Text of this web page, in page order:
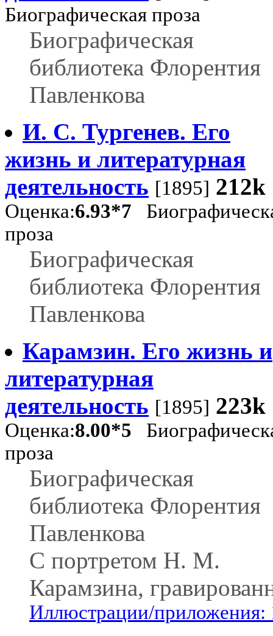
Биографическая проза
Биографическая
библиотека Флорентия
Павленкова
И. С. Тургенев. Его
жизнь и литературная
деятельность [1895] 212k
Оценка:6.93*7
проза
Биографическая
библиотека Флорентия
Павленкова
Карамзин. Его жизнь и
литературная
деятельность [1895] 223k
Оценка:8.00*5
проза
Биографическая
библиотека Флорентия
Павленкова
С портретом H. M.
Карамзина,
Иллюстрации/приложения: